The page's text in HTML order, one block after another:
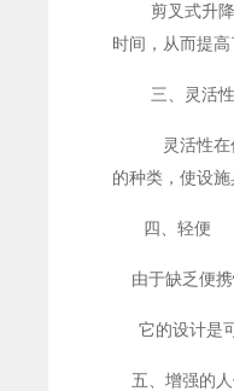
剪叉式升降平
时间，从而提高
三、灵活性
灵活性在任何
的种类，使设施
四、轻便
由于缺乏便携
它的设计是可
五、增强的人